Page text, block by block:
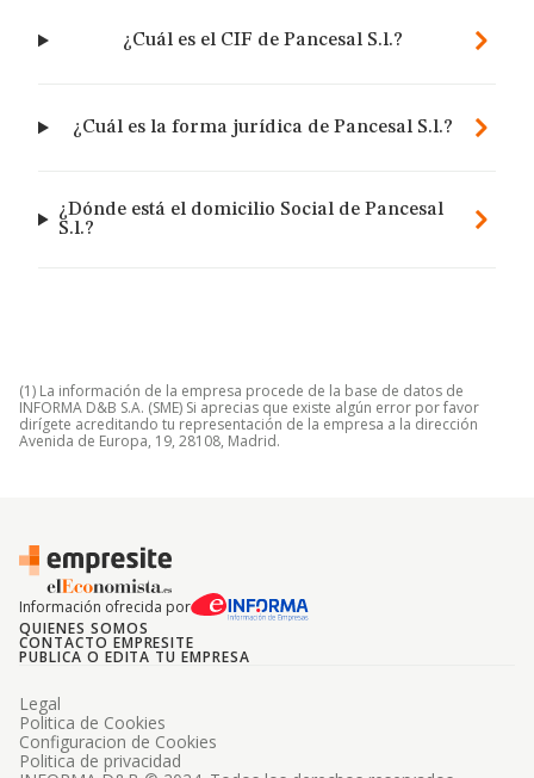
¿Cuál es el CIF de Pancesal S.l.?
¿Cuál es la forma jurídica de Pancesal S.l.?
¿Dónde está el domicilio Social de Pancesal
S.l.?
(1) La información de la empresa procede de la base de datos de
INFORMA D&B S.A. (SME) Si aprecias que existe algún error por favor
dirígete acreditando tu representación de la empresa a la dirección
Avenida de Europa, 19, 28108, Madrid.
Información ofrecida por
QUIENES SOMOS
CONTACTO EMPRESITE
PUBLICA O EDITA TU EMPRESA
Legal
Politica de Cookies
Configuracion de Cookies
Politica de privacidad